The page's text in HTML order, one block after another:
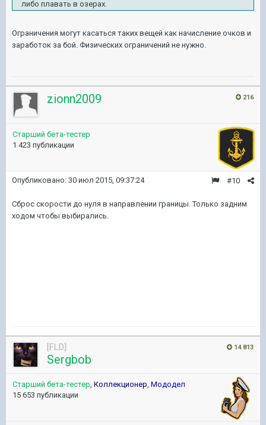
либо плавать в озерах.
Ограничения могут касаться таких вещей как начисление очков и
заработок за бой. Физических ограничений не нужно.
216
zionn2009
Старший бета-тестер
1 423 публикации
#10
Опубликовано: 30 июл 2015, 09:37:24
Сброс скорости до нуля в направлении границы. Только задним
ходом чтобы выбирались.
14 813
[FLD]
Sergbob
Старший бета-тестер, Коллекционер, Мододел
15 653 публикации